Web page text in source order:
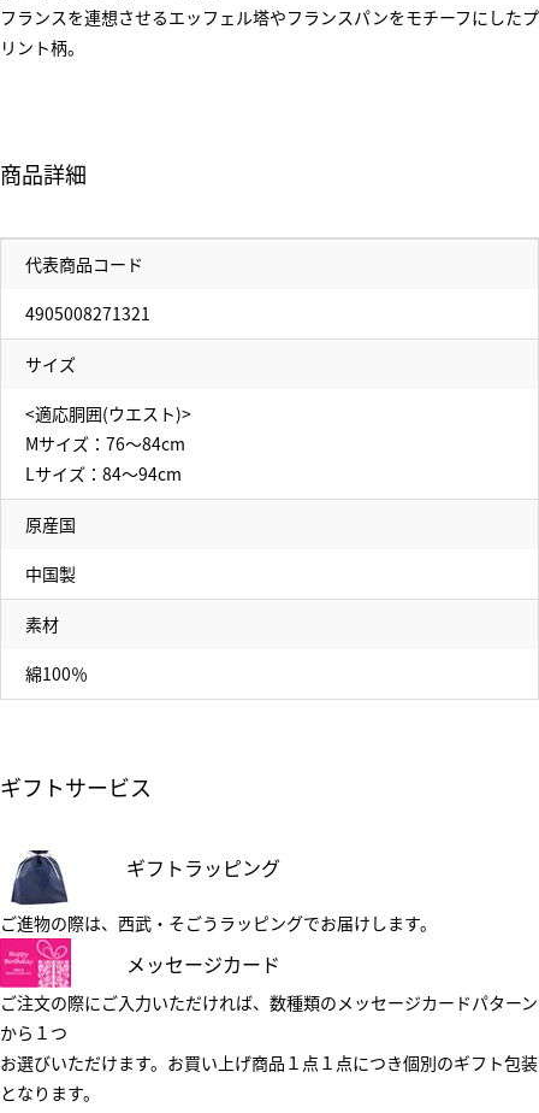
フランスを連想させるエッフェル塔やフランスパンをモチーフにしたプ
リント柄。
商品詳細
代表商品コード
4905008271321
サイズ
<適応胴囲(ウエスト)>
Mサイズ：76～84cm
Lサイズ：84～94cm
原産国
中国製
素材
綿100％
ギフトサービス
ギフトラッピング
ご進物の際は、西武・そごうラッピングでお届けします。
メッセージカード
ご注文の際にご入力いただければ、数種類のメッセージカードパターン
から１つ
お選びいただけます。お買い上げ商品１点１点につき個別のギフト包装
となります。